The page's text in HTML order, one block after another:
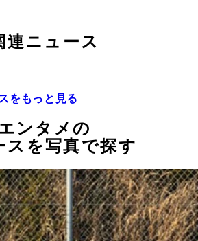
連ニュース
をもっと見る
ンタメの
スを写真で探す